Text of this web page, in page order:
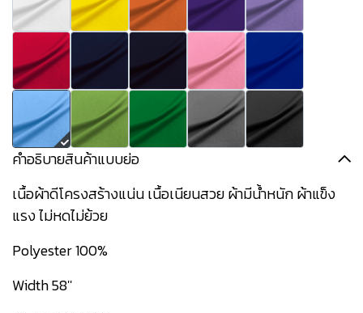
คำอธิบายสินค้าแบบย่อ
เนื้อผ้าดีโครงสร้างแน่น เนื้อเนียนสวย ผ้ามีน้ำหนัก ผ้าแข็ง
แรง ไม่หดไม่ย้วย
Polyester 100%
Width 58''